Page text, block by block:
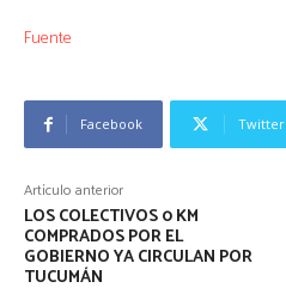
Fuente
Facebook Twitter
Artículo anterior
LOS COLECTIVOS 0 KM
COMPRADOS POR EL
GOBIERNO YA CIRCULAN POR
TUCUMÁN